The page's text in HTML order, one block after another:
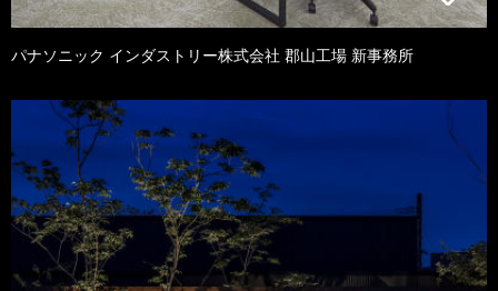
パナソニック インダストリー株式会社 郡山工場 新事務所